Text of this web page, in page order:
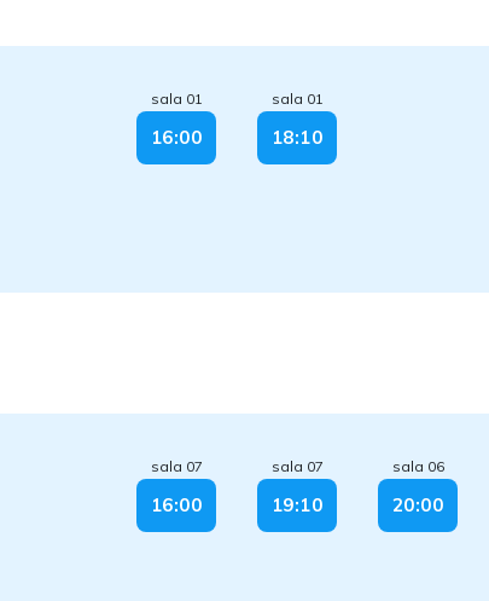
sala 01
16:00
sala 01
18:10
sala 07
16:00
sala 07
19:10
sala 06
20:00